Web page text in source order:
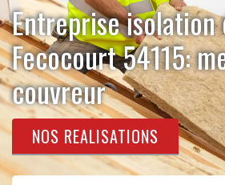
Entreprise
Fecocourt 54115:
couvreur
NOS REALISATIONS